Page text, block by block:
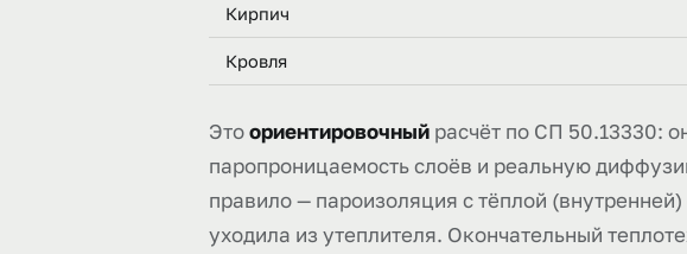
Кирпич
Кровля
Этоориентировочный расчёт по СП 50.13330:
паропроницаемость слоёв и реальную
правило — пароизоляция с тёплой
уходила из утеплителя. Окончательный